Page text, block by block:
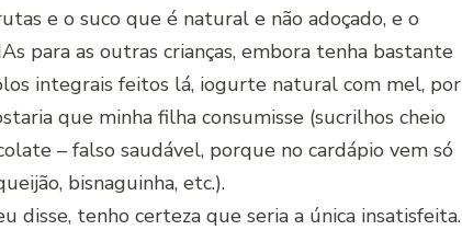
e o suco que é natural e não adoçado, e o
para as outras crianças, embora tenha bastante
integrais feitos lá, iogurte natural com mel, por
que minha filha consumisse (sucrilhos cheio
– falso saudável, porque no cardápio vem só
bisnaguinha, etc.).
disse, tenho certeza que seria a única insatisfeita.